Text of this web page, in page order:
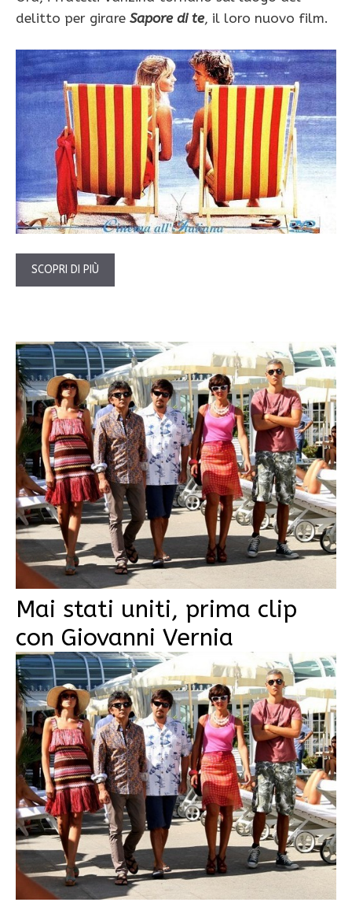
delitto per girare Sapore di te, il loro nuovo film.
SCOPRI DI PIÙ
Mai stati uniti, prima clip
con Giovanni Vernia